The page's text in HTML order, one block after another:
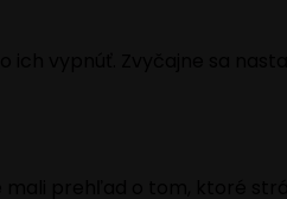
vypnúť. Zvyčajne sa
prehľad o tom, ktoré